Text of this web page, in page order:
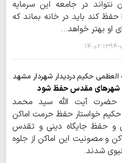
نتواند در جامعه این سرمایه
حفظ کند باید در خانه بماند که
او بهتر خواهد…
۱۹ ۱۴:۰۲
العظمی حکیم دردیدار شهردار مشهد
مقدس حفظ شود
حضرت آیت الله سید محمد
خواستار حفظ حرمت اماکن
حفظ جایگاه دینی و تقدس
و مصونیت این اماکن از جلوه
شدند.